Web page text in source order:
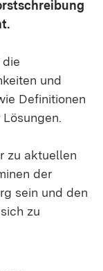
und
Definitionen
zu aktuellen
der
sein und den
zu